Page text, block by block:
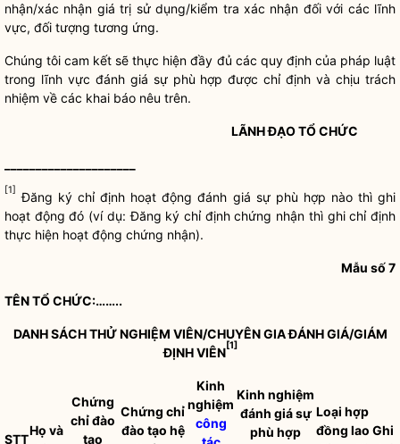
nhận/xác nhận giá trị sử dụng/kiểm tra xác nhận đối với các lĩnh
vực, đối tượng tương ứng.
Chúng tôi cam kết sẽ thực hiện đầy đủ các quy định của pháp luật
trong lĩnh vực đánh giá sự phù hợp được chỉ định và chịu trách
nhiệm về các khai báo nêu trên.
LÃNH ĐẠO TỔ CHỨC
[1] Đăng ký chỉ định hoạt động đánh giá sự phù hợp nào thì ghi
hoạt động đó (ví dụ: Đăng ký chỉ định chứng nhận thì ghi chỉ định
thực hiện hoạt động chứng nhận).
Mẫu số 7
TÊN TỔ CHỨC:……..
DANH SÁCH THỬ NGHIỆM VIÊN/CHUYÊN GIA ĐÁNH GIÁ/GIÁM
ĐỊNH VIÊN[1]
STT
Họ và
Chứng
chỉ đào
tạo
Chứng chỉ
đào tạo hệ
Kinh
nghiệm
công
Kinh nghiệm
đánh giá sự
phù hợp
Loại hợp
đồng lao Ghi